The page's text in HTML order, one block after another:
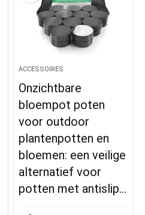
ACCESSOIRES
Onzichtbare
bloempot poten
voor outdoor
plantenpotten en
bloemen: een veilige
alternatief voor
potten met antislip…